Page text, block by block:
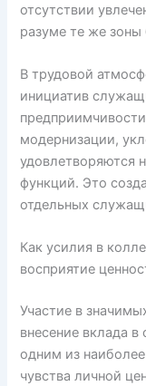
отсутствии
разуме те же зоны
В трудовой
инициатив
модернизации,
удовлетворяются
функций. Это
отдельных
Как усилия в
восприятие
Участие в
внесение вклада
одним из
чувства личной